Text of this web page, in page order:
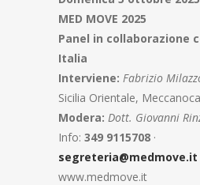
MED MOVE 2025
Panel in collaborazione
Italia
Interviene: Fabrizio
Sicilia Orientale,
Modera: Dott. Giovanni
Info: 349 9115708 ·
segreteria@medmove.it
www.medmove.it